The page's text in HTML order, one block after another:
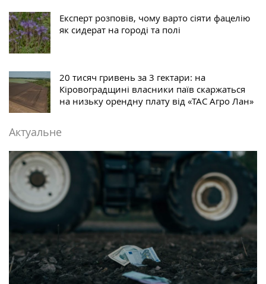
Експерт розповів, чому варто сіяти фацелію
як сидерат на городі та полі
20 тисяч гривень за 3 гектари: на
Кіровоградщині власники паїв скаржаться
на низьку орендну плату від «ТАС Агро Лан»
Актуальне